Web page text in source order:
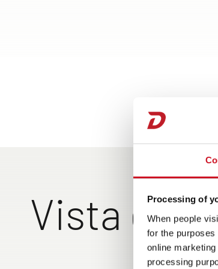
Processing of
When people
for the
online
processing
Vista